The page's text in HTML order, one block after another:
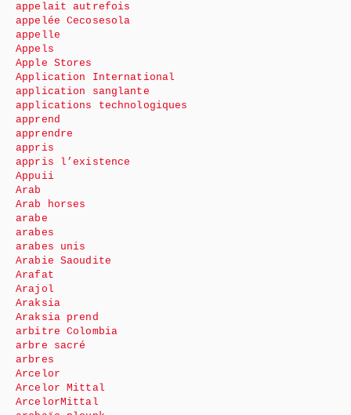
appelait autrefois
appelée Cecosesola
appelle
Appels
Apple Stores
Application International
application sanglante
applications technologiques
apprend
apprendre
appris
appris l’existence
Appuii
Arab
Arab horses
arabe
arabes
arabes unis
Arabie Saoudite
Arafat
Arajol
Araksia
Araksia prend
arbitre Colombia
arbre sacré
arbres
Arcelor
Arcelor Mittal
ArcelorMittal